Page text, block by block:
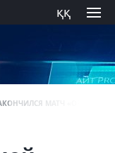
ққ
МАТЧ